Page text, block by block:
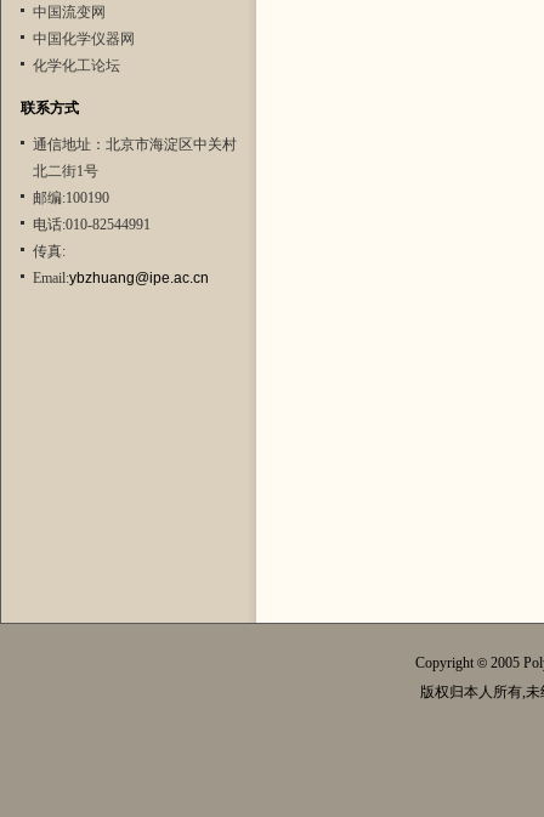
中国流变网
中国化学仪器网
化学化工论坛
联系方式
通信地址：北京市海淀区中关村
北二街1号
邮编:100190
电话:010-82544991
传真:
Email:ybzhuang@ipe.ac.cn
Copyright© 2005
版权归本人所有,